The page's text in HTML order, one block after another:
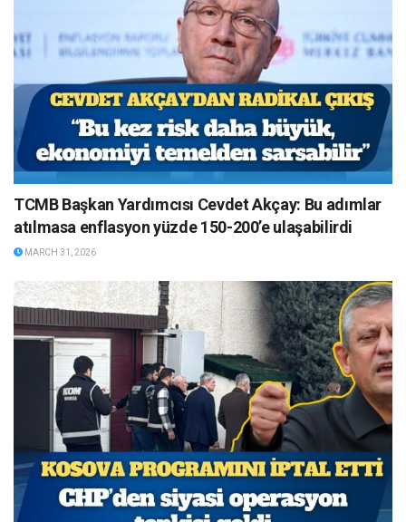
TCMB Başkan Yardımcısı Cevdet Akçay: Bu adımlar
atılmasa enflasyon yüzde 150-200’e ulaşabilirdi
MARCH 31, 2026